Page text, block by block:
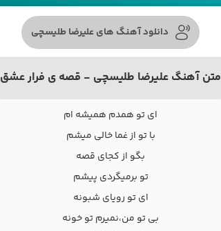
دانلود آهنگ های علیرضا طلیسچی
متن آهنگ علیرضا طلیسچی - قصه ی فرار عشق
ای تو همدم همیشه ام
با تو از غما خالی میشم
بگو از کجای قصه
تو برمیگردی پیشم
ای تو رویای شبونه
بی تو من،نمیرم تو خونه